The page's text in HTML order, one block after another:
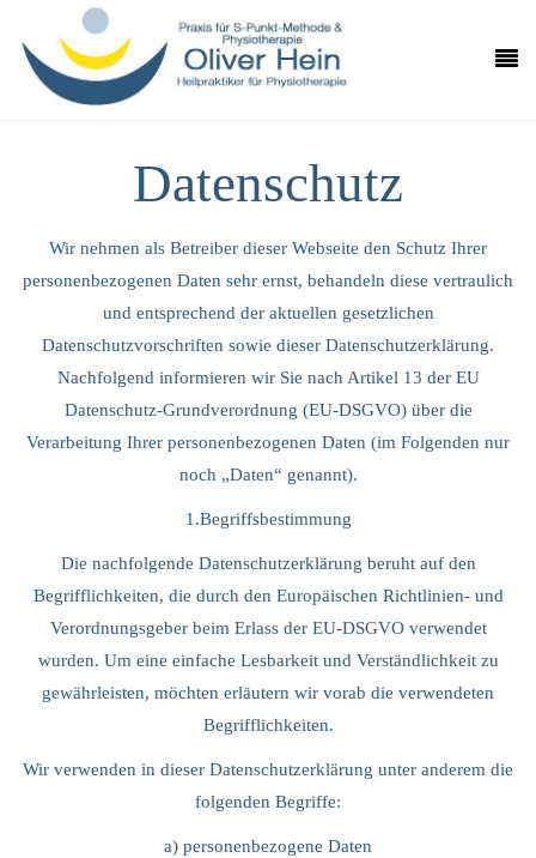
Datenschutz
Wir nehmen als Betreiber dieser Webseite den Schutz Ihrer
personenbezogenen Daten sehr ernst, behandeln diese vertraulich
und entsprechend der aktuellen gesetzlichen
Datenschutzvorschriften sowie dieser Datenschutzerklärung.
Nachfolgend informieren wir Sie nach Artikel 13 der EU
Datenschutz-Grundverordnung (EU-DSGVO) über die
Verarbeitung Ihrer personenbezogenen Daten (im Folgenden nur
noch „Daten“ genannt).
1.Begriffsbestimmung
Die nachfolgende Datenschutzerklärung beruht auf den
Begrifflichkeiten, die durch den Europäischen Richtlinien- und
Verordnungsgeber beim Erlass der EU-DSGVO verwendet
wurden. Um eine einfache Lesbarkeit und Verständlichkeit zu
gewährleisten, möchten erläutern wir vorab die verwendeten
Begrifflichkeiten.
Wir verwenden in dieser Datenschutzerklärung unter anderem die
folgenden Begriffe:
a) personenbezogene Daten